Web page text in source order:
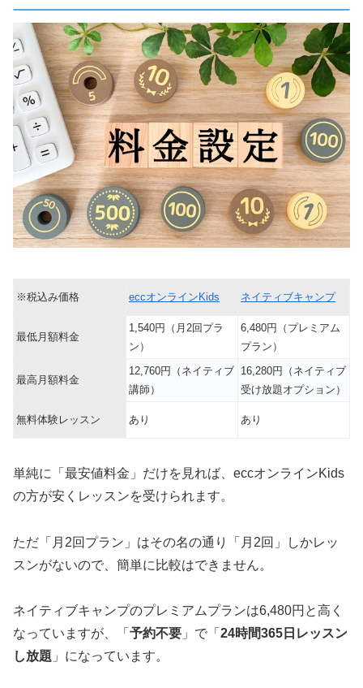
※税込み価格 eccオンラインKids ネイティブキャンプ
最低月額料金
1,540円（月2回プラ
ン）
6,480円（プレミアム
プラン）
最高月額料金
12,760円（ネイティブ
講師）
16,280円（ネイティブ
受け放題オプション）
無料体験レッスン あり あり
単純に「最安値料金」だけを見れば、eccオンラインKids
の方が安くレッスンを受けられます。
ただ「月2回プラン」はその名の通り「月2回」しかレッ
スンがないので、簡単に比較はできません。
ネイティブキャンプのプレミアムプランは6,480円と高く
なっていますが、「 予約不要 」で「 24時間365日レッスン
し放題 」になっています。